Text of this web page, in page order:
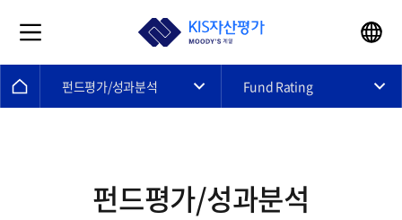
펀드평가/성과분석 Fund Rating
펀드평가/성과분석